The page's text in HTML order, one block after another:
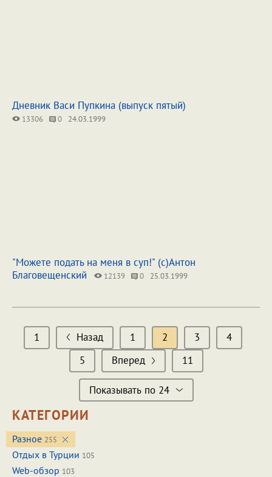
Дневник Васи Пупкина (выпуск пятый)
13306 0 24.03.1999
"Можете подать на меня в суп!" (с)Антон
Благовещенский
12139 0 25.03.1999
1 Назад 1 2 3
4
5
Вперед 11
Показывать по 24
КАТЕГОРИИ
Разное 255
Отдых в Турции 105
Web-обзор 103